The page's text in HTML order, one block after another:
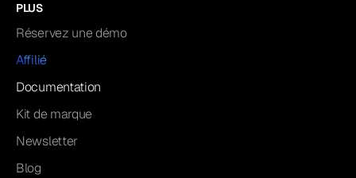
PLUS
Réservez une démo
Affilié
Documentation
Kit de marque
Newsletter
Blog